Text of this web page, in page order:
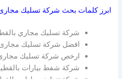
ابرز كلمات بحث شركة تسليك
شركة تسليك مجاري
افضل شركة تسليك
ارخص شركة تسليك
شركة شفط بيارات